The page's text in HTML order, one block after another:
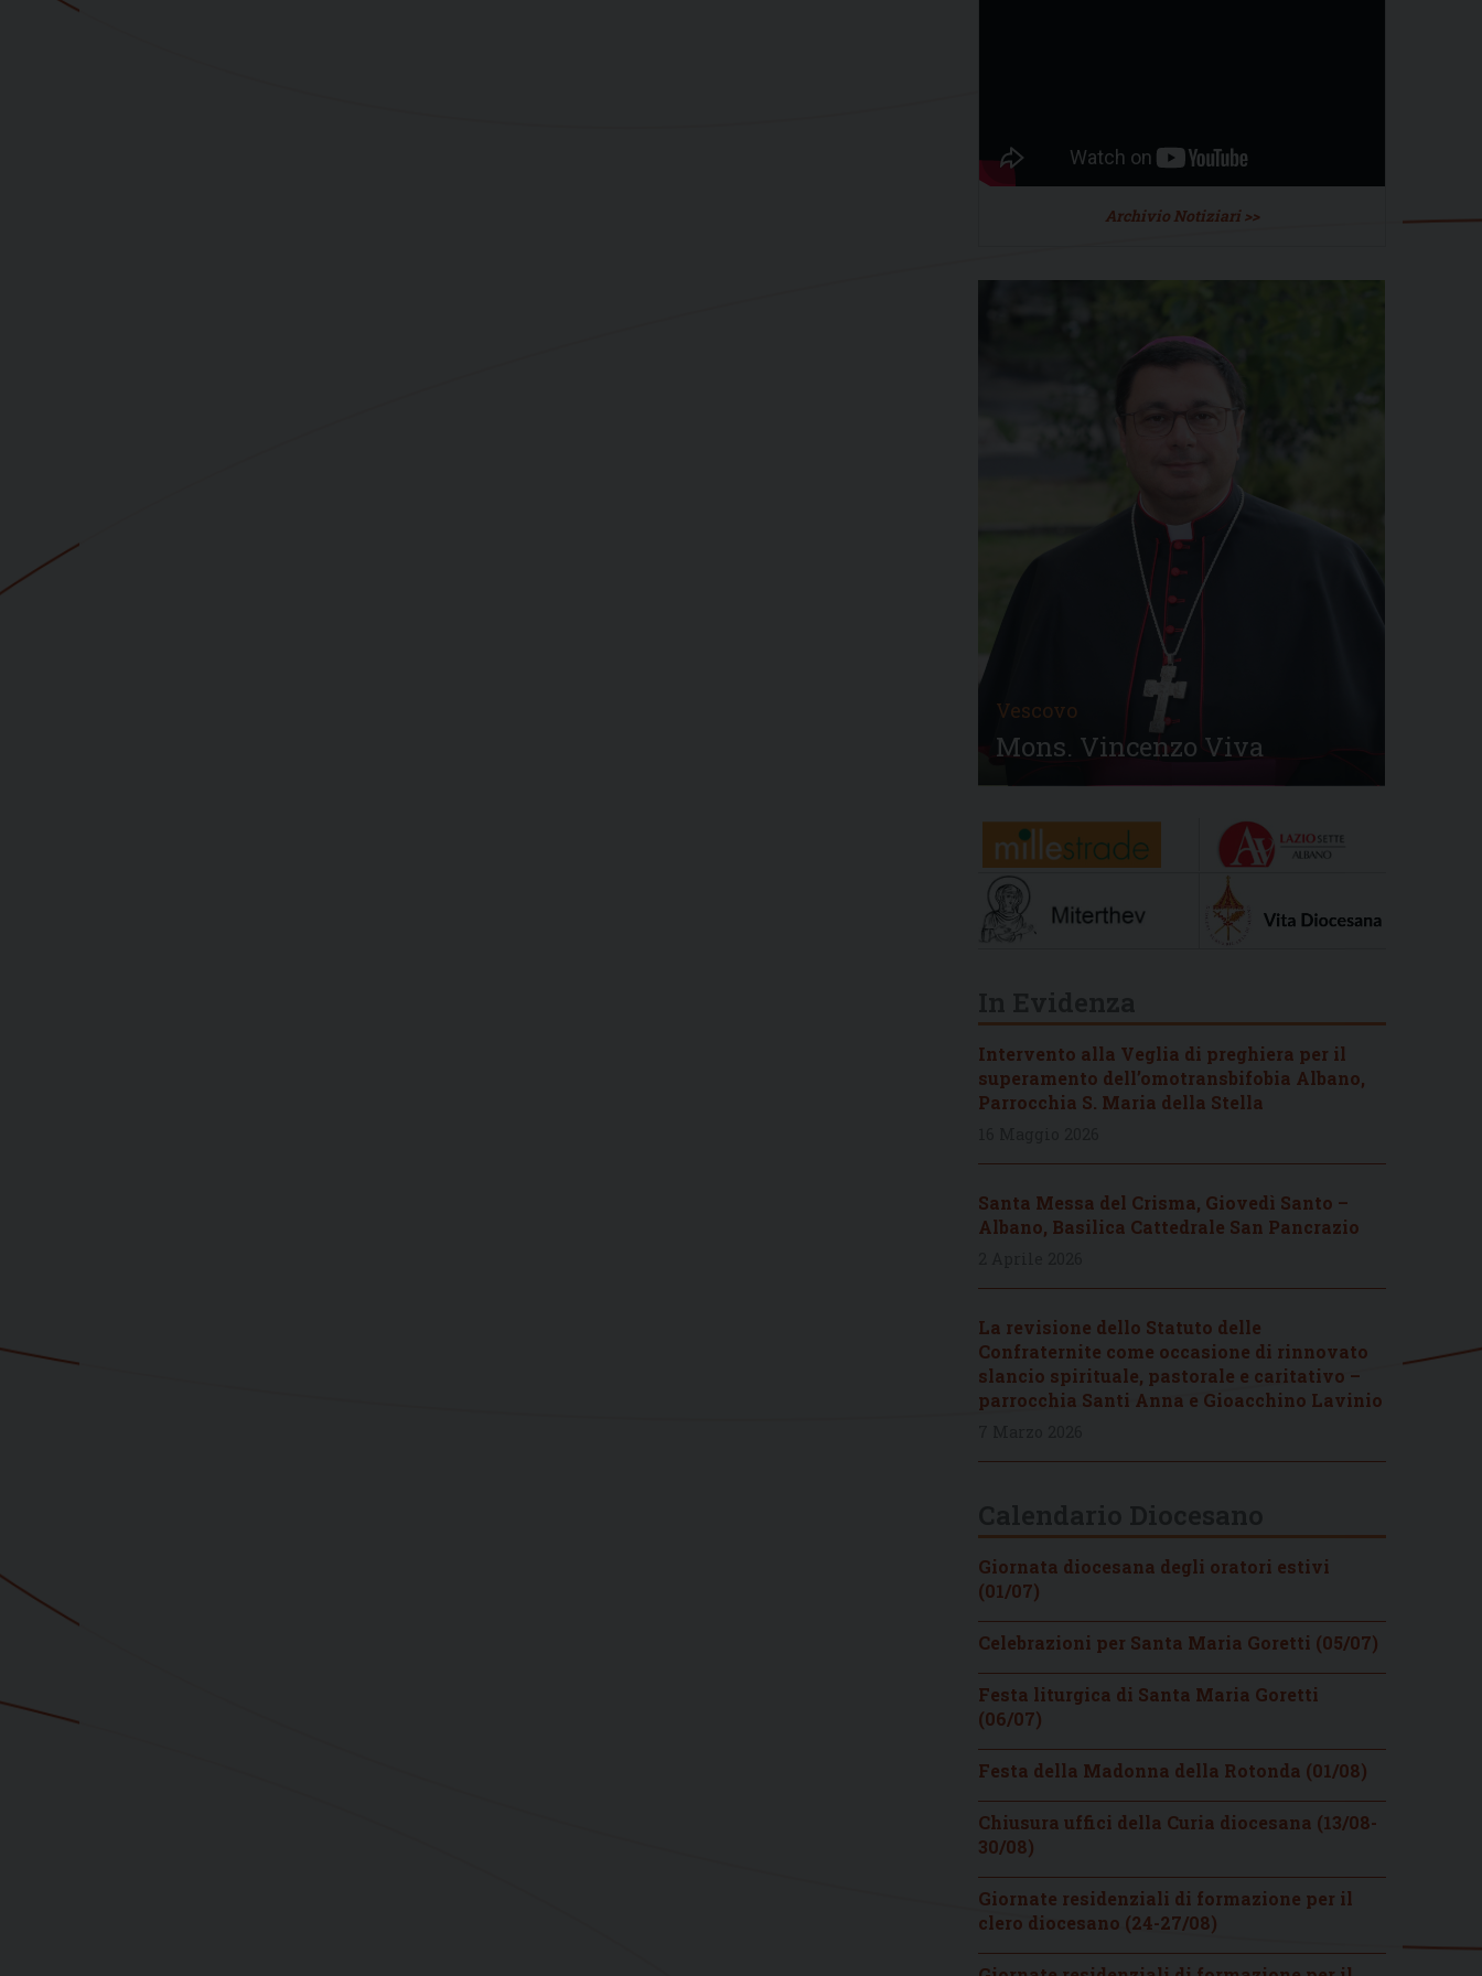
Archivio Notiziari >>
Vescovo
Mons. Vincenzo Viva
Intervento alla Veglia di preghiera per il
superamento dell’omotransbifobia Albano,
Parrocchia S. Maria della Stella
Santa Messa del Crisma, Giovedì Santo –
Albano, Basilica Cattedrale San Pancrazio
La revisione dello Statuto delle
Confraternite come occasione di rinnovato
slancio spirituale, pastorale e caritativo –
parrocchia Santi Anna e Gioacchino Lavinio
Giornata diocesana degli oratori estivi
(01/07)
Celebrazioni per Santa Maria Goretti (05/07)
Festa liturgica di Santa Maria Goretti
(06/07)
Festa della Madonna della Rotonda (01/08)
Chiusura uffici della Curia diocesana (13/08-
30/08)
Giornate residenziali di formazione per il
clero diocesano (24-27/08)